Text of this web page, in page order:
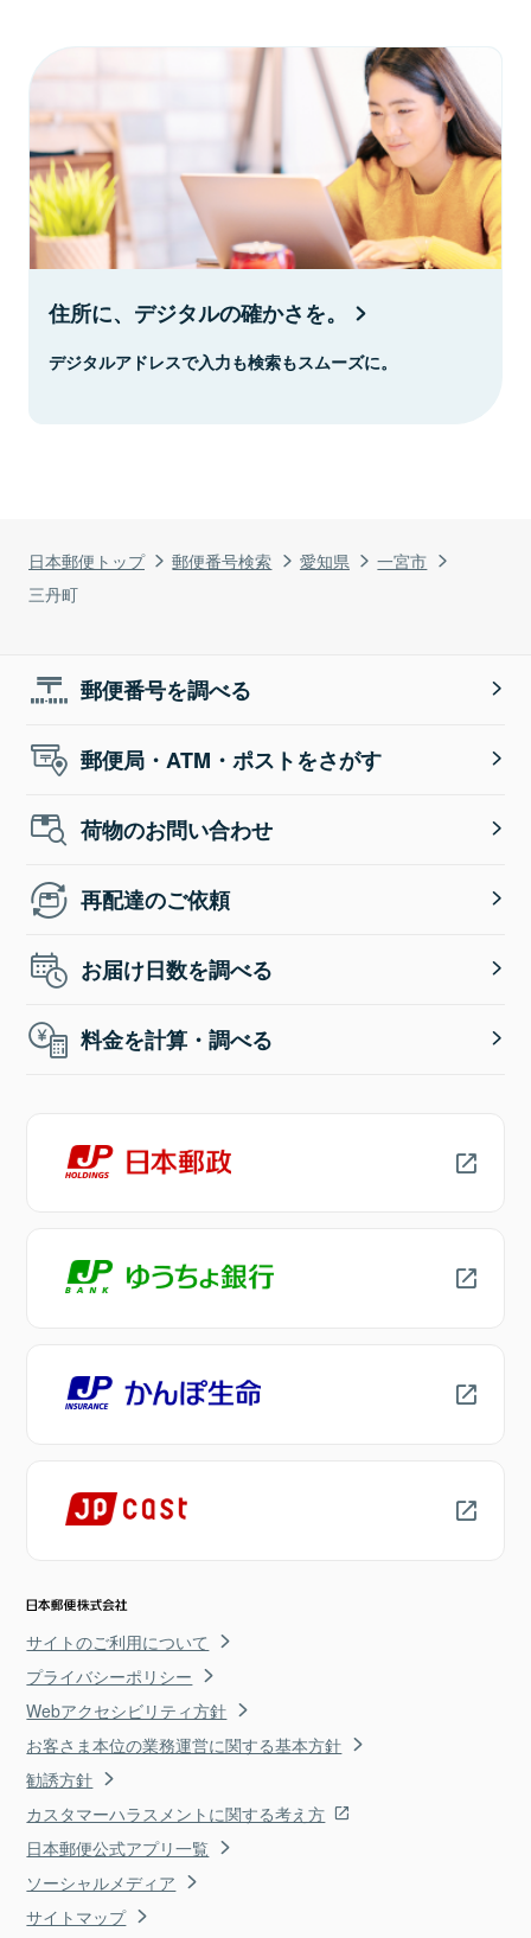
日本郵便トップ 郵便番号検索 愛知県
一宮市
三丹町
住所に、デジタルの確かさを。
デジタルアドレスで入力も検索もスムーズに。
郵便番号を調べる
郵便局・ATM・ポストをさがす
荷物のお問い合わせ
再配達のご依頼
お届け日数を調べる
料金を計算・調べる
サイトのご利用について
プライバシーポリシー
Webアクセシビリティ方針
お客さま本位の業務運営に関する基本方針
勧誘方針
カスタマーハラスメントに関する考え方
日本郵便公式アプリ一覧
ソーシャルメディア
サイトマップ